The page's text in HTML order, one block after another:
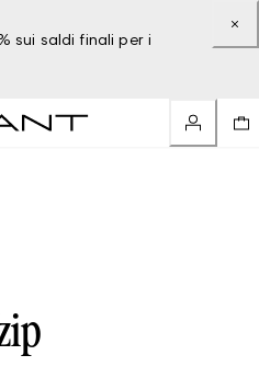
sui saldi finali per i